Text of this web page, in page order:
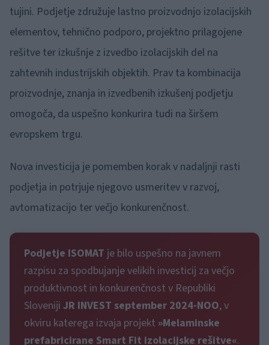
tujini. Podjetje združuje lastno proizvodnjo izolacijskih
elementov, tehnično podporo, projektno prilagojene
rešitve ter izkušnje z izvedbo izolacijskih del na
zahtevnih industrijskih objektih. Prav ta kombinacija
proizvodnje, znanja in izvedbenih izkušenj podjetju
omogoča, da uspešno konkurira tudi na širšem
evropskem trgu.
Nova investicija je pomemben korak v nadaljnji rasti
podjetja in potrjuje njegovo usmeritev v razvoj,
avtomatizacijo ter večjo konkurenčnost.
Podjetje ISOMAT je bilo uspešno na javnem
razpisu za spodbujanje velikih investicij za večjo
produktivnost in konkurenčnost v Republiki
Sloveniji JR INVEST september 2024-NOO, v
okviru katerega izvaja projekt »Melaminske
prefabricirane Smart Fit izolacijske rešitve«.